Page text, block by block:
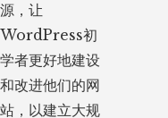
源，让
WordPress初
学者更好地建设
和改进他们的网
站，以建立大规